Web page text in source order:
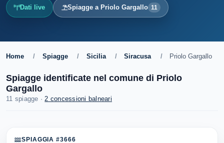
Dati live Spiagge a Priolo Gargallo 11
Home / Spiagge / Sicilia / Siracusa / Priolo Gargallo
Spiagge identificate nel comune di Priolo
Gargallo
11 spiagge ·2 concessioni balneari
SPIAGGIA #3666